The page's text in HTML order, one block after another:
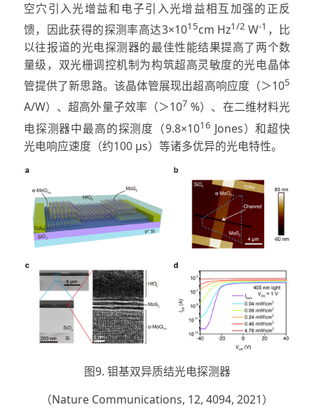
空穴引入光增益和电子引入光增益相互加强的正反
馈，因此获得的探测率高达3×1015cm Hz1/2 W-1 ，比
以往报道的光电探测器的最佳性能结果提高了两个数
量级，双光栅调控机制为构筑超高灵敏度的光电晶体
管提供了新思路。该晶体管展现出超高响应度（＞105
A/W）、超高外量子效率（＞107 %）、在二维材料光
电探测器中最高的探测度（9.8×1016 Jones）和超快
光电响应速度（约100 μs）等诸多优异的光电特性。
图9. 钼基双异质结光电探测器
（Nature Communications, 12, 4094, 2021）